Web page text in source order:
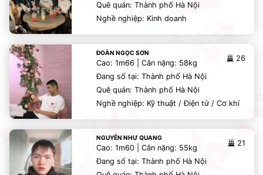
Quê quán: Thành phố Hà Nội
Nghề nghiệp: Kinh doanh
ĐOÀN NGỌC SƠN
26
Cao: 1m66 | Cân nặng: 58kg
Đang số tại: Thành phố Hà Nội
Quê quán: Thành phố Hà Nội
Nghề nghiệp: Kỹ thuật / Điện tử / Cơ khí
NGUYỄN NHƯ QUANG
21
Cao: 1m60 | Cân nặng: 55kg
Đang số tại: Thành phố Hà Nội